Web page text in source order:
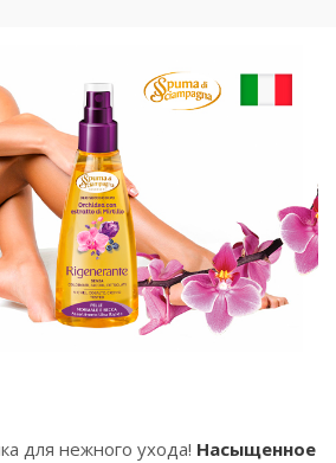
для нежного ухода! Насыщенное